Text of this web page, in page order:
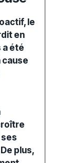
, le
en
a été
cause
plus,